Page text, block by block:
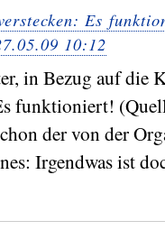
Es
10:12
in Bezug auf die
funktioniert!
der von der
Irgendwas ist